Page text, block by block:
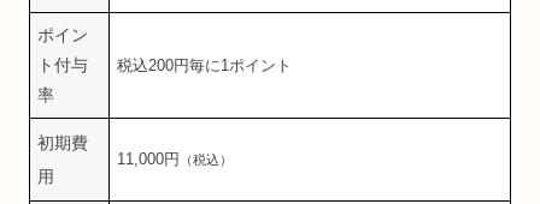
ポイン
ト付与
率
税込200円毎に1ポイント
初期費
用
11,000円 （税込）